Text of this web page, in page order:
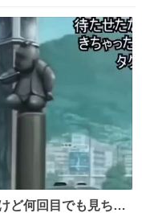
ど何回目でも見ちゃ